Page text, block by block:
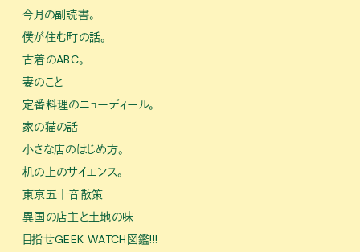
今月の副読書。
僕が住む町の話。
古着のABC。
妻のこと
定番料理のニューディール。
家の猫の話
小さな店のはじめ方。
机の上のサイエンス。
東京五十音散策
異国の店主と土地の味
目指せGEEK WATCH図鑑!!!